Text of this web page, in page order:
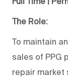
The Role:
To maintain
sales of PPG
repair market